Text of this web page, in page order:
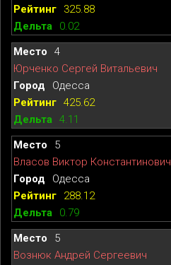
325.88
0.02
4
Юрченко Сергей Витальевич
Одесса
425.62
4.11
5
Власов Виктор Константинович
Одесса
288.12
0.79
5
Вознюк Андрей Сергеевич